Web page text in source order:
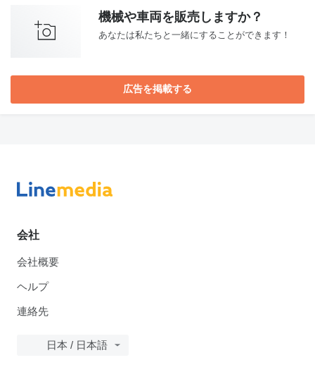
機械や車両を販売しますか？
あなたは私たちと一緒にすることができます！
広告を掲載する
会社
会社概要
ヘルプ
連絡先
日本 / 日本語